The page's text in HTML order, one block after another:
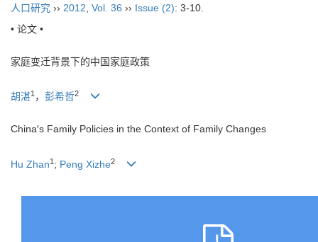
人口研究 ›› 2012 Vol. 36 ›› Issue (2): 3-10.
• 论文 •
家庭变迁背景下的中国家庭政策
胡湛1 ， 彭希哲2
China′s Family Policies in the Context of Family Changes
Hu Zhan1 ; Peng Xizhe2